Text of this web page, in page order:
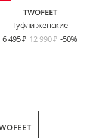
TWOFEET
Туфли женские
6 495
12 990 -50%